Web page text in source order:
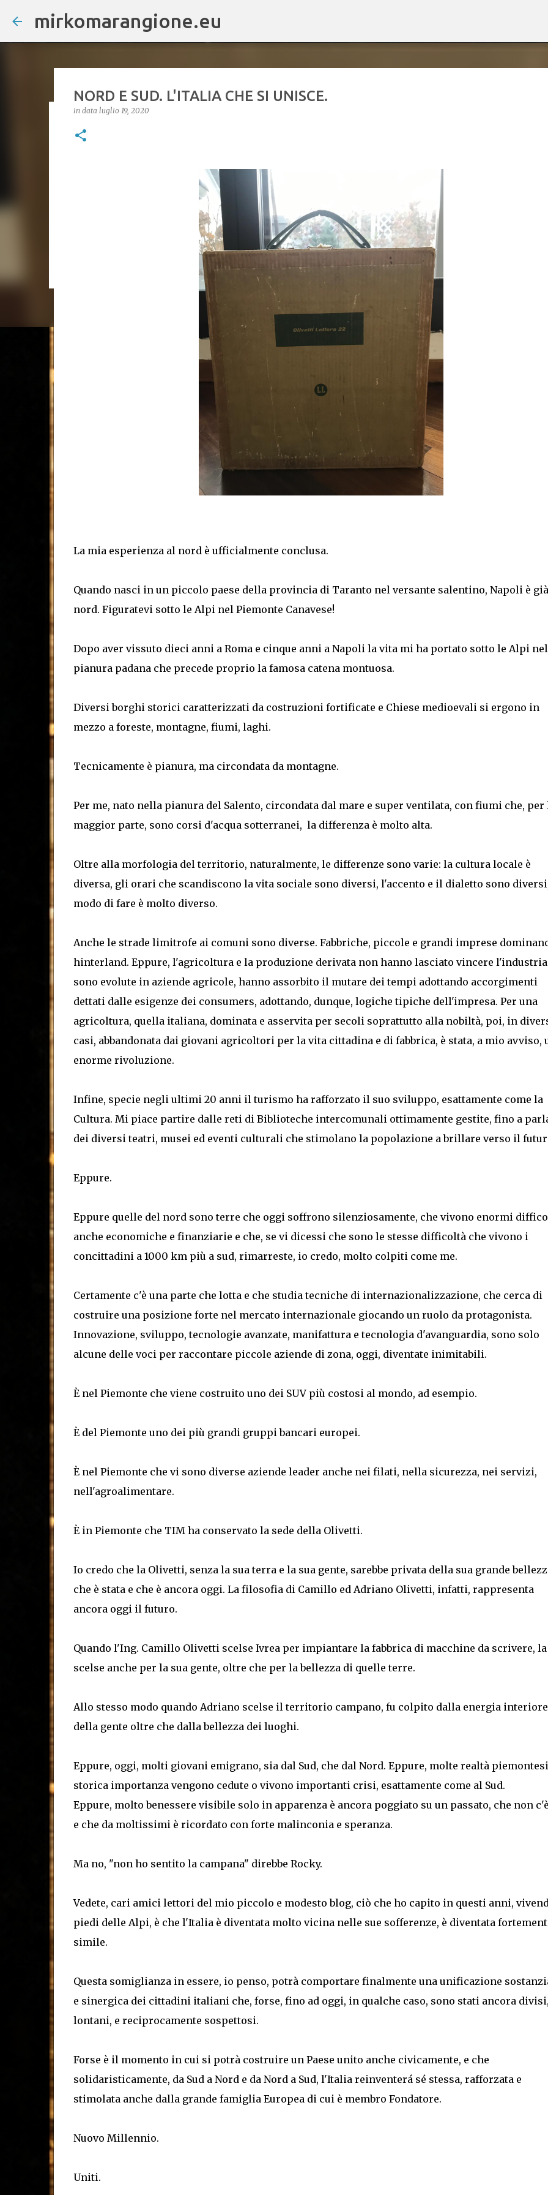
mirkomarangione.eu
Sul termine "Quatergenerazione", riscontro del magazine "Lingua
italiana" Treccani sezione Domande e risposte.
DOI di nascita del termine: Marangione, M. (2026). Theoria Structurae Matricis Quatergeneratae (Th.S.M.Q.).
Fundamenta in Philosophia Analyseos Technicae Diagrammatum Linearium et Candelarum Iaponicarum (1.0).
Zenodo. https://doi.org/10.5281/zenodo.19653616 Argomento Creare un termine nuovo, secondo regole
precise, è una responsabilità molto grande che ho vissuto in questi mesi con attenzione. La formulazione è nata
dall'esigenza di descrivere un fenomeno specifico per il quale non ho rinvenuto nel lessico italiano corrente un
vocabolo idoneo. Dal punto di vista etimologico, il termine deriva dall'unione dell'elemento latino «quater» (quattro
volte) e del sostantivo «generazione», con il significato letterale complessivo di «processo di generazione
quattro fasi o stadi generativi o quattro transizioni». Nel contesto della ricerca citata, il "Principio di
Quatergenerazione" indica il principio secondo cui un fenomeno ricorrente e trasver...
NORD E SUD. L'ITALIA CHE SI UNISCE.
in data luglio 19, 2020
La mia esperienza al nord è ufficialmente conclusa.
Quando nasci in un piccolo paese della provincia di Taranto nel versante salentino, Napoli è già
nord. Figuratevi sotto le Alpi nel Piemonte Canavese!
Dopo aver vissuto dieci anni a Roma e cinque anni a Napoli la vita mi ha portato sotto le Alpi
pianura padana che precede proprio la famosa catena montuosa.
Diversi borghi storici caratterizzati da costruzioni fortificate e Chiese medioevali si ergono in
mezzo a foreste, montagne, fiumi, laghi.
Tecnicamente è pianura, ma circondata da montagne.
Per me, nato nella pianura del Salento, circondata dal mare e super ventilata, con fiumi che, per
maggior parte, sono corsi d'acqua sotterranei, la differenza è molto alta.
Oltre alla morfologia del territorio, naturalmente, le differenze sono varie: la cultura locale è
diversa, gli orari che scandiscono la vita sociale sono diversi, l'accento e il dialetto sono
modo di fare è molto diverso.
Anche le strade limitrofe ai comuni sono diverse. Fabbriche, piccole e grandi imprese
hinterland. Eppure, l'agricoltura e la produzione derivata non hanno lasciato vincere
sono evolute in aziende agricole, hanno assorbito il mutare dei tempi adottando accorgimenti
dettati dalle esigenze dei consumers, adottando, dunque, logiche tipiche dell'impresa. Per una
agricoltura, quella italiana, dominata e asservita per secoli soprattutto alla nobiltà, poi, in
casi, abbandonata dai giovani agricoltori per la vita cittadina e di fabbrica, è stata, a mio avviso,
enorme rivoluzione.
Infine, specie negli ultimi 20 anni il turismo ha rafforzato il suo sviluppo, esattamente come la
Cultura. Mi piace partire dalle reti di Biblioteche intercomunali ottimamente gestite, fino a
dei diversi teatri, musei ed eventi culturali che stimolano la popolazione a brillare verso il
Eppure.
Eppure quelle del nord sono terre che oggi soffrono silenziosamente, che vivono enormi
anche economiche e finanziarie e che, se vi dicessi che sono le stesse difficoltà che vivono i
concittadini a 1000 km più a sud, rimarreste, io credo, molto colpiti come me.
Certamente c'è una parte che lotta e che studia tecniche di internazionalizzazione, che cerca di
costruire una posizione forte nel mercato internazionale giocando un ruolo da protagonista.
Innovazione, sviluppo, tecnologie avanzate, manifattura e tecnologia d'avanguardia, sono solo
alcune delle voci per raccontare piccole aziende di zona, oggi, diventate inimitabili.
È nel Piemonte che viene costruito uno dei SUV più costosi al mondo, ad esempio.
È del Piemonte uno dei più grandi gruppi bancari europei.
È nel Piemonte che vi sono diverse aziende leader anche nei filati, nella sicurezza, nei servizi,
nell'agroalimentare.
È in Piemonte che TIM ha conservato la sede della Olivetti.
Io credo che la Olivetti, senza la sua terra e la sua gente, sarebbe privata della sua grande
che è stata e che è ancora oggi. La filosofia di Camillo ed Adriano Olivetti, infatti, rappresenta
ancora oggi il futuro.
Quando l'Ing. Camillo Olivetti scelse Ivrea per impiantare la fabbrica di macchine da scrivere, la
scelse anche per la sua gente, oltre che per la bellezza di quelle terre.
Allo stesso modo quando Adriano scelse il territorio campano, fu colpito dalla energia interiore
della gente oltre che dalla bellezza dei luoghi.
Eppure, oggi, molti giovani emigrano, sia dal Sud, che dal Nord. Eppure, molte realtà
storica importanza vengono cedute o vivono importanti crisi, esattamente come al Sud.
Eppure, molto benessere visibile solo in apparenza è ancora poggiato su un passato, che non
e che da moltissimi è ricordato con forte malinconia e speranza.
Ma no, "non ho sentito la campana" direbbe Rocky.
Vedete, cari amici lettori del mio piccolo e modesto blog, ciò che ho capito in questi anni,
piedi delle Alpi, è che l'Italia è diventata molto vicina nelle sue sofferenze, è diventata
simile.
Questa somiglianza in essere, io penso, potrà comportare finalmente una unificazione
e sinergica dei cittadini italiani che, forse, fino ad oggi, in qualche caso, sono stati ancora divisi,
lontani, e reciprocamente sospettosi.
Forse è il momento in cui si potrà costruire un Paese unito anche civicamente, e che
solidaristicamente, da Sud a Nord e da Nord a Sud, l'Italia reinventerá sé stessa, rafforzata e
stimolata anche dalla grande famiglia Europea di cui è membro Fondatore.
Nuovo Millennio.
Uniti.